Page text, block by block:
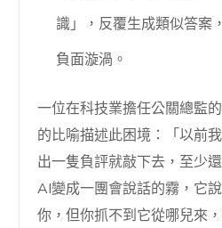
識」，反覆生成類似答案
負面漩渦。
一位在科技業擔任公關總監
的比喻描述此困境：「以前
出一隻負評就敲下去，至少
AI變成一團會說話的霧，它
你，但你抓不到它從哪兒來